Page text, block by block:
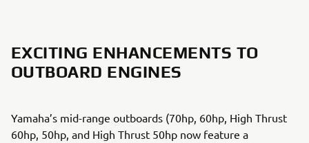
EXCITING ENHANCEMENTS TO
OUTBOARD ENGINES
Yamaha’s mid-range outboards (70hp, 60hp, High Thrust
60hp, 50hp, and High Thrust 50hp now feature a